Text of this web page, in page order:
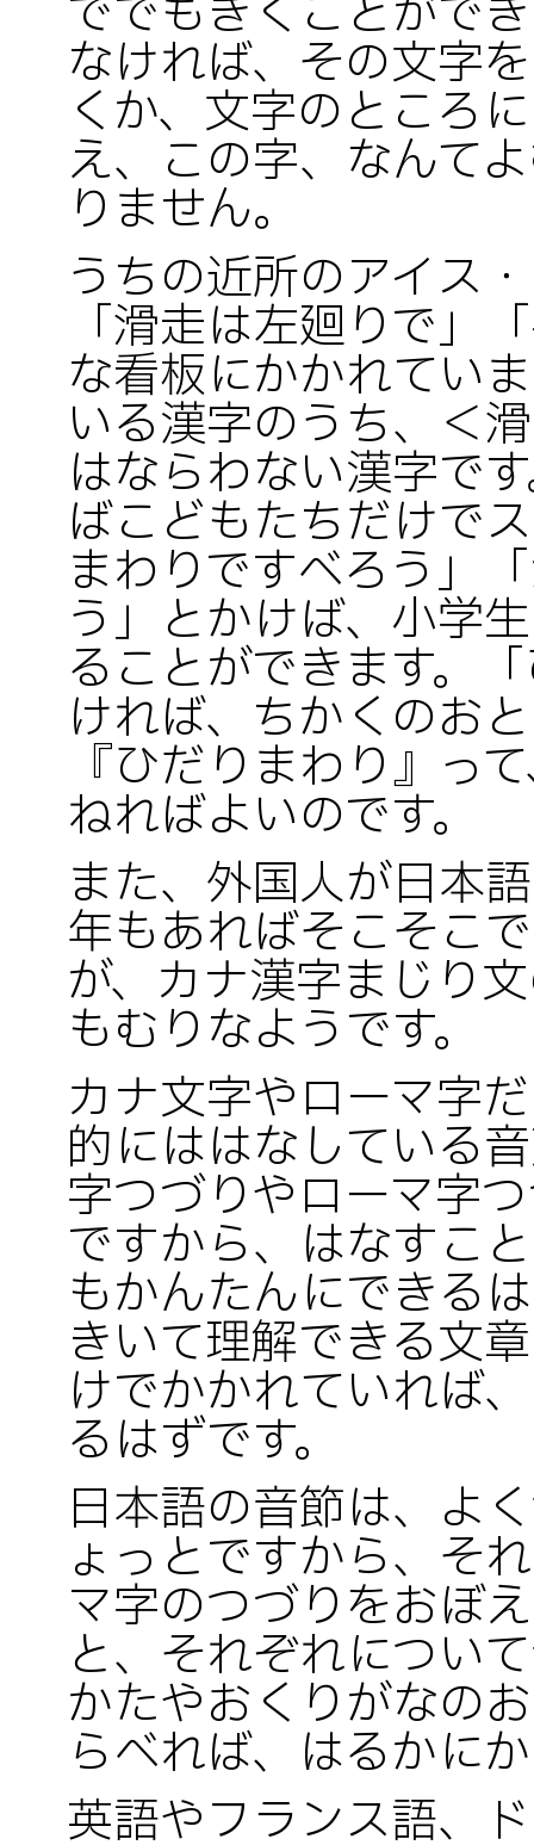
ででもきくことがで
なければ、その文字
くか、文字のところ
え、この字、なんて
りません。
うちの近所のアイス
「滑走は左廻りで」
な看板にかかれてい
いる漢字のうち、＜
はならわない漢字で
ばこどもたちだけで
まわりですべろう」
う」とかけば、小学
ることができます。
ければ、ちかくのお
『ひだりまわり』っ
ねればよいのです。
また、外国人が日本
年もあればそこそこ
が、カナ漢字まじり
もむりなようです。
カナ文字やローマ字
的にははなしている
字つづりやローマ字
ですから、はなすこ
もかんたんにできる
きいて理解できる文
けでかかれていれば
るはずです。
日本語の音節は、よ
ょっとですから、そ
マ字のつづりをおぼ
と、それぞれについ
かたやおくりがなの
らべれば、はるかに
英語やフランス語、